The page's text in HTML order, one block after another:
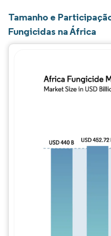
Tamanho e
Fungicidas na África